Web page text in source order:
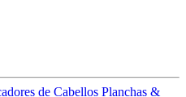
de Cabellos Planchas &